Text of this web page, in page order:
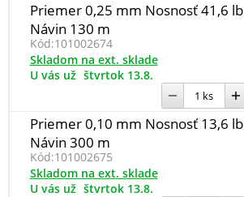
Priemer 0,25 mm Nosnosť 41,6 lb
Návin 130 m
Kód:101002674
Skladom na ext. sklade
U vás už štvrtok 13.8.
Priemer 0,10 mm Nosnosť 13,6 lb
Návin 300 m
Kód:101002675
Skladom na ext. sklade
U vás už štvrtok 13.8.